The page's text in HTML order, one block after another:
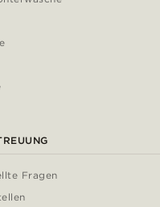
Fragen